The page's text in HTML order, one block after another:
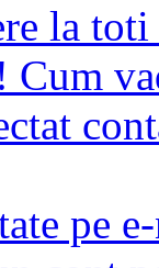
la
Cum
pe